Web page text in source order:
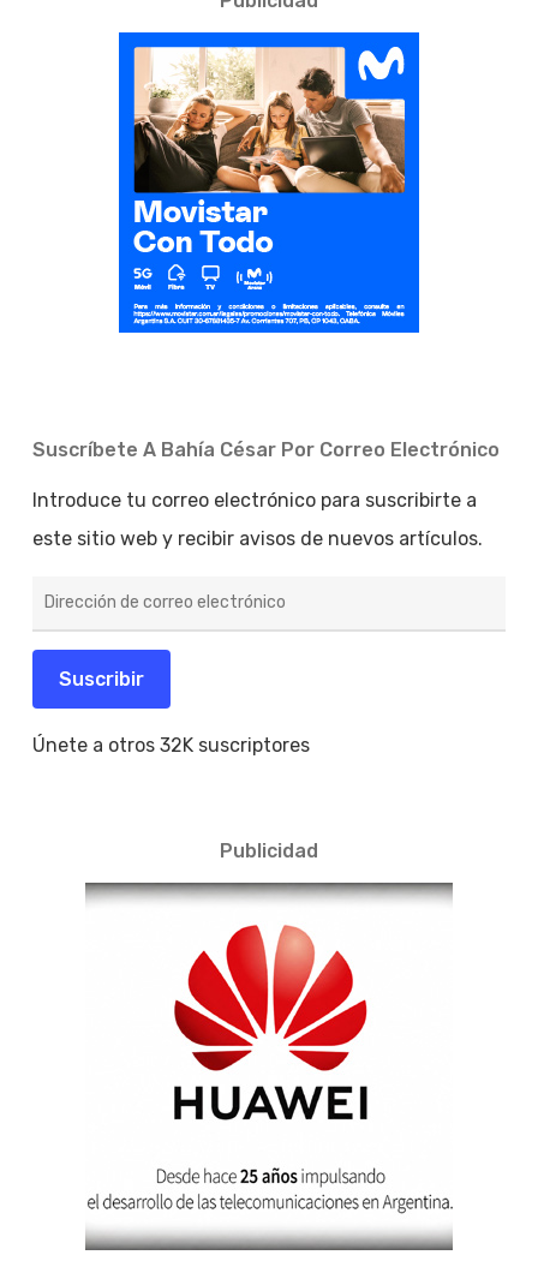
Suscríbete A Bahía César Por Correo Electrónico
Introduce tu correo electrónico para suscribirte a
este sitio web y recibir avisos de nuevos artículos.
de
electrónico
Suscribir
Únete a otros 32K suscriptores
Publicidad